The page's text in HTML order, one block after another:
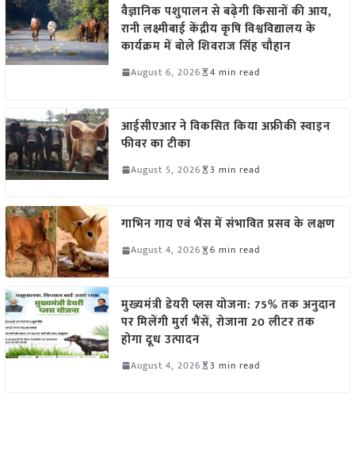
वैज्ञानिक पशुपालन से बढ़ेगी किसानों की आय,
रानी लक्ष्मीबाई केंद्रीय कृषि विश्वविद्यालय के
कार्यक्रम में बोले शिवराज सिंह चौहान
August 6, 2026 4 min read
आईसीएआर ने विकसित किया अफ्रीकी स्वाइन
फीवर का टीका
August 5, 2026 3 min read
गाभिन गाय एवं भैंस में संभावित प्रसव के लक्षण
August 4, 2026 6 min read
मुख्यमंत्री डेयरी प्लस योजना: 75% तक अनुदान
पर मिलेंगी मुर्रा भैंसें, रोजाना 20 लीटर तक
होगा दूध उत्पादन
August 4, 2026 3 min read